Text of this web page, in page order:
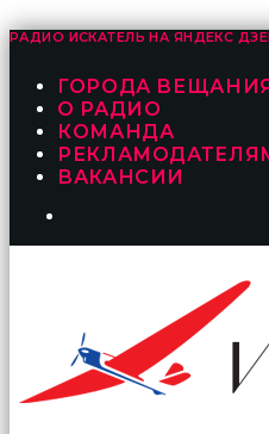
РАДИО ИСКАТЕЛЬ НА ЯНДЕКС
ГОРОДА
О РАДИО
КОМАНДА
ВАКАНСИИ